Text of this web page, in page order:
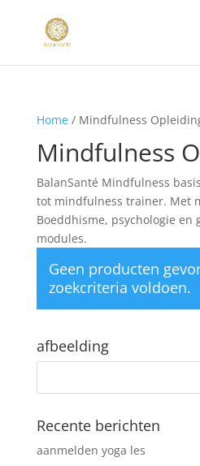
Home/ Mindfulness
Mindfulness
BalanSanté Mindfulness
tot mindfulness trainer. Met
Boeddhisme, psychologie en
modules.
Geen producten
zoekcriteria voldoen.
afbeelding
Recente berichten
aanmelden yoga les